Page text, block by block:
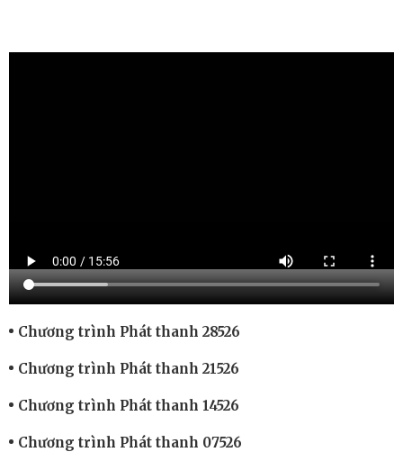
Chương trình Phát thanh 28526
Chương trình Phát thanh 21526
Chương trình Phát thanh 14526
Chương trình Phát thanh 07526